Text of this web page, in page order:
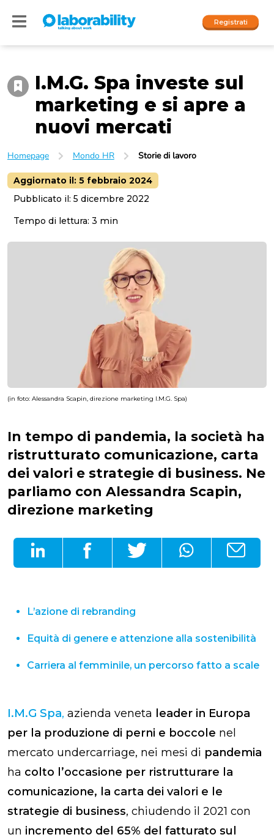
Registrati
I nostri social
Accedi
People
Company
I.M.G. Spa investe sul
marketing e si apre a
nuovi mercati
Homepage Mondo HR Storie di lavoro
Aggiornato il: 5 febbraio 2024
Pubblicato il: 5 dicembre 2022
Tempo di lettura: 3 min
(in foto: Alessandra Scapin, direzione marketing I.M.G. Spa)
In tempo di pandemia, la società ha
ristrutturato comunicazione, carta
dei valori e strategie di business. Ne
parliamo con Alessandra Scapin,
direzione marketing
L’azione di rebranding
Equità di genere e attenzione alla sostenibilità
Carriera al femminile, un percorso fatto a scale
I.M.G Spa, azienda veneta leader in Europa
per la produzione di perni e boccole nel
mercato undercarriage, nei mesi di pandemia
ha colto l’occasione per ristrutturare la
comunicazione, la carta dei valori e le
strategie di business, chiudendo il 2021 con
un incremento del 65% del fatturato sul